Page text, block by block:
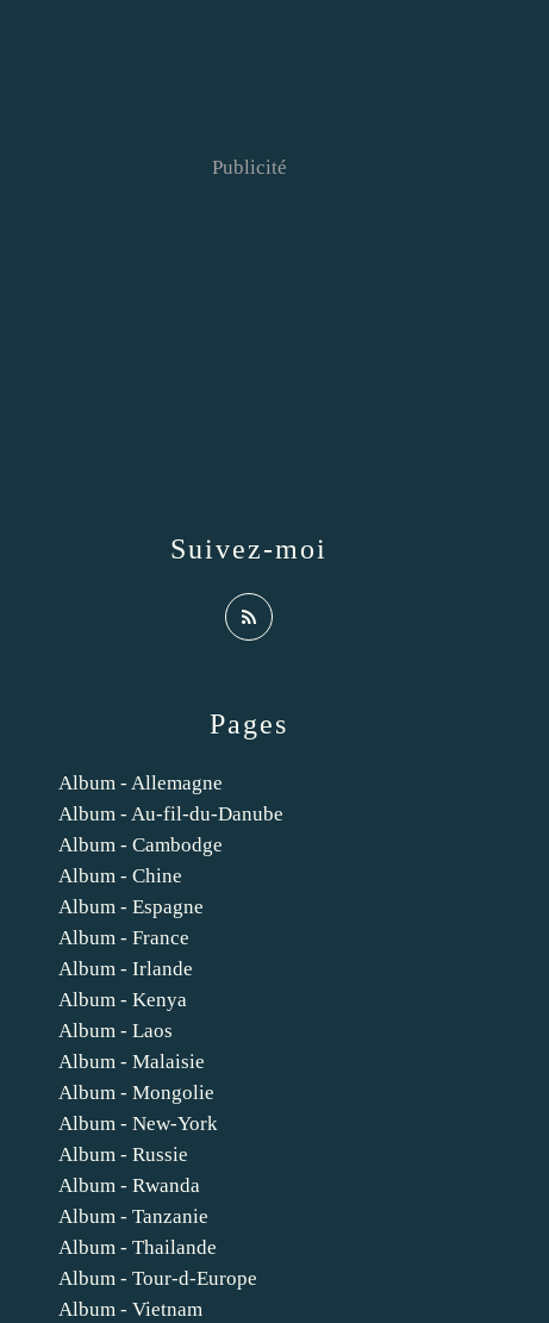
Pages
Album - Allemagne
Album - Au-fil-du-Danube
Album - Cambodge
Album - Chine
Album - Espagne
Album - France
Album - Irlande
Album - Kenya
Album - Laos
Album - Malaisie
Album - Mongolie
Album - New-York
Album - Russie
Album - Rwanda
Album - Tanzanie
Album - Thailande
Album - Tour-d-Europe
Album - Vietnam
Suivez-moi
Publicité